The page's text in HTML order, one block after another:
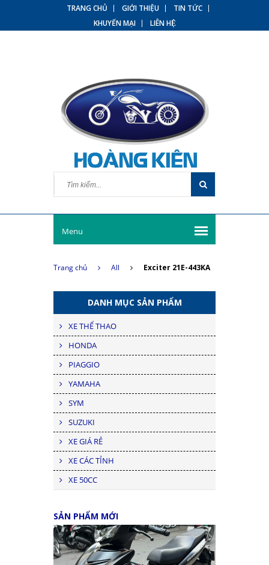
TRANG CHỦ GIỚI THIỆU
TIN TỨC
KHUYẾN MẠI
LIÊN HỆ
Menu
Trang chủ All Exciter 21E-443KA
DANH MỤC SẢN PHẨM
XE THỂ THAO
HONDA
PIAGGIO
YAMAHA
SYM
SUZUKI
XE GIÁ RẺ
XE CÁC TỈNH
XE 50CC
SẢN PHẨM MỚI